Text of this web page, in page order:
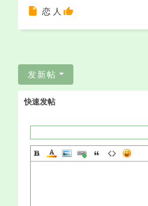
恋 人
发新帖
快速发帖